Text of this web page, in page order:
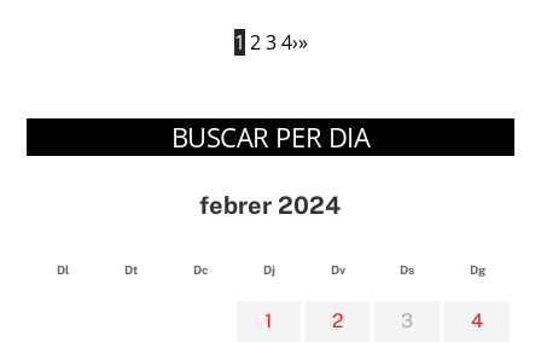
1 2 3 4›»
BUSCAR PER DIA
febrer 2024
Dl Dt Dc Dj Dv Ds Dg
1 2 3 4